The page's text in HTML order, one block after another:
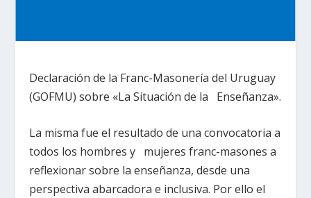
Declaración de la Franc-Masonería del Uruguay
(GOFMU) sobre «La Situación de la Enseñanza».
La misma fue el resultado de una convocatoria a
todos los hombres y mujeres franc-masones a
reflexionar sobre la enseñanza, desde una
perspectiva abarcadora e inclusiva. Por ello el